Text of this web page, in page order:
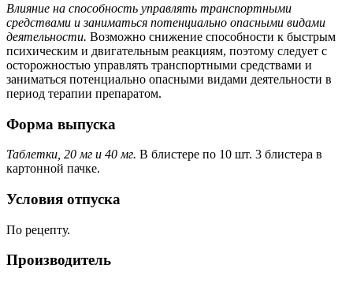
Влияние на способность управлять транспортными
средствами и заниматься потенциально опасными видами
деятельности. Возможно снижение способности к быстрым
психическим и двигательным реакциям, поэтому следует с
осторожностью управлять транспортными средствами и
заниматься потенциально опасными видами деятельности в
период терапии препаратом.
Форма выпуска
Таблетки, 20 мг и 40 мг. В блистере по 10 шт. 3 блистера в
картонной пачке.
Условия отпуска
По рецепту.
Производитель